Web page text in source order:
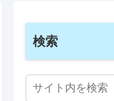
検索